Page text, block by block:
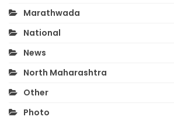
Marathwada
National
News
North Maharashtra
Other
Photo